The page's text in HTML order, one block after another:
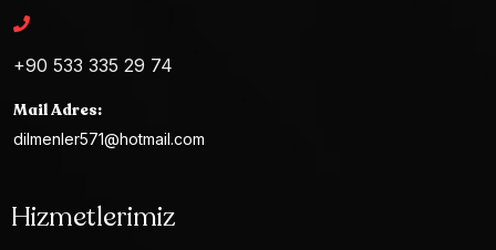
+90 533 335 29 74
Mail Adres:
dilmenler571@hotmail.com
Hizmetlerimiz